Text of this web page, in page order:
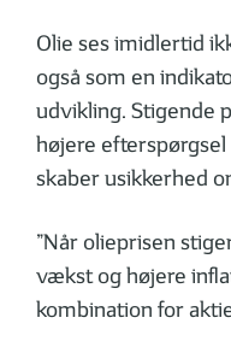
Olie ses imidlertid
også som en
udvikling. Stigende
højere
skaber usikkerhed
”Når olieprisen
vækst og højere
kombination for